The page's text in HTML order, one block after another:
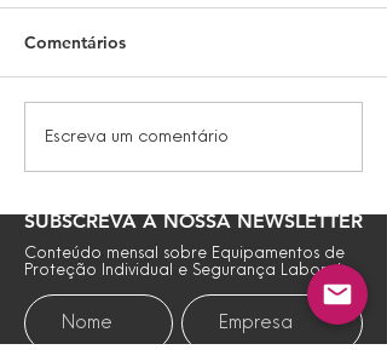
Comentários
Escreva um comentário
SUBSCREVA A NOSSA NEWSLETTER
Conteúdo mensal sobre Equipamentos de
Proteção Individual e Segurança Laboral